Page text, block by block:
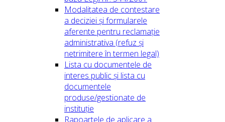
Modalitatea de contestare
a deciziei și formularele
aferente pentru reclamație
administrativa (refuz și
netrimitere în termen legal)
Lista cu documentele de
interes public și lista cu
documentele
produse/gestionate de
instituție
Rapoartele de aplicare a